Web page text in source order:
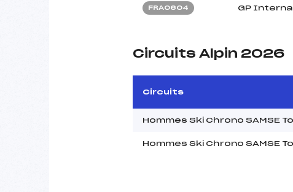
FRA0604 GP
Circuits Alpin 2026
Circuits
Hommes Ski Chrono SAMSE
Hommes Ski Chrono SAMSE